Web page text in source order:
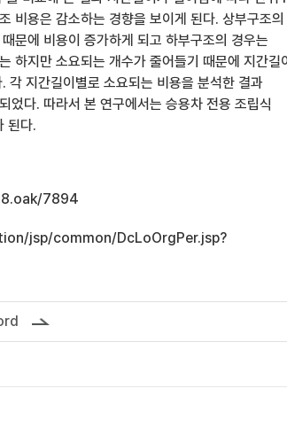
비용은 감소하는 경향을 보이게 된다. 상부구조의
문에 비용이 증가하게 되고 하부구조의 경우는
하지만 소요되는 개수가 줄어들기 때문에 지간길
각 지간길이별로 소요되는 비용을 분석한 결과
다. 따라서 본 연구에서는 승용차 전용 조립식
된다.
7894
jsp/common/DcLoOrgPer.jsp?